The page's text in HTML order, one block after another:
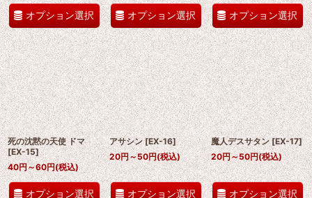
オプション選択 オプション選択 オプション選択
死の沈黙の天使 ドマ
[EX-15]
40円～60円(税込)
オプション選択
アサシン [EX-16]
20円～50円(税込)
オプション選択
魔人デスサタン [EX-17]
20円～50円(税込)
オプション選択